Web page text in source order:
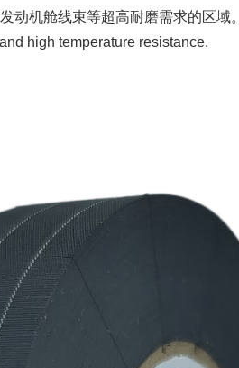
动机舱线束等超高耐磨需求的区域。
high temperature resistance.